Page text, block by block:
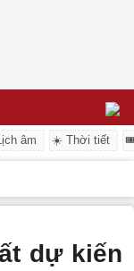
âm ☀️ Thời tiết
dự kiến